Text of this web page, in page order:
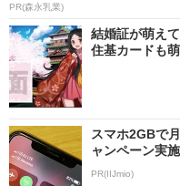
PR(森永乳業)
結婚証が萌え
住基カードも
スマホ2GBで
ャンペーン実施
PR(IIJmio)